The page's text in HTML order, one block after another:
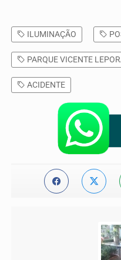
ILUMINAÇÃO
PARQUE VICENTE
ACIDENTE